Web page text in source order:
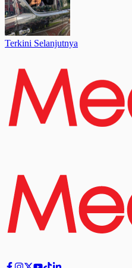
Terkini Selanjutnya